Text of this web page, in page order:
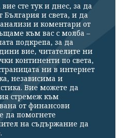
сте тук и днес, за да
България и света, и да
и коментари от
към вас с молба –
подкрепа, за да
вие, читателите ни
континенти по света,
ни в интернет
независима и
Вие можете да
стремеж към
от финансови
да помогнете
на съдържание да